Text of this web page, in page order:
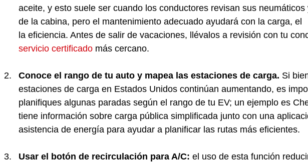
aceite, y esto suele ser cuando los conductores revisan sus
de la cabina, pero el mantenimiento adecuado ayudará con la carga, el
la eficiencia. Antes de salir de vacaciones, llévalos a revisión con tu
servicio certificado más cercano.
Conoce el rango de tu auto y mapea las estaciones de carga. Si
estaciones de carga en Estados Unidos continúan aumentando, es
planifiques algunas paradas según el rango de tu EV; un ejemplo es
tiene información sobre carga pública simplificada junto con una
asistencia de energía para ayudar a planificar las rutas más eficientes.
Usar el botón de recirculación para A/C: el uso de esta función